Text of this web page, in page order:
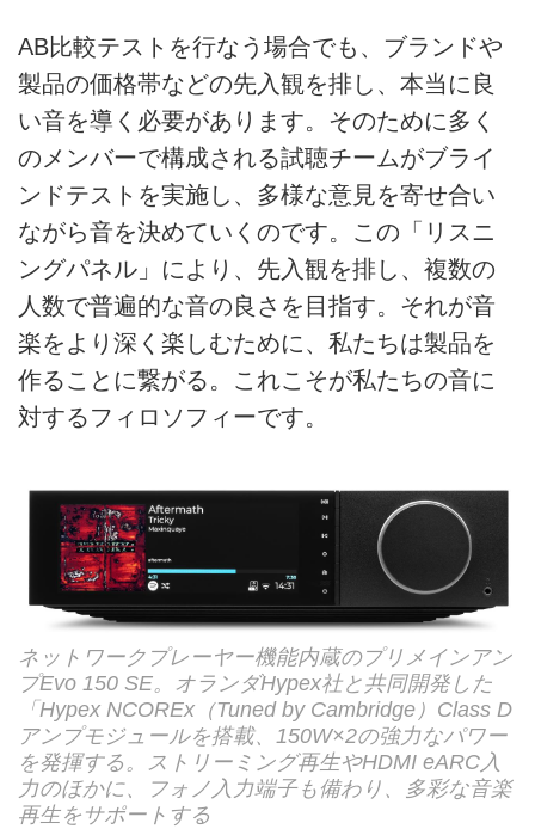
AB比較テストを行なう場合でも、ブランドや
製品の価格帯などの先入観を排し、本当に良
い音を導く必要があります。そのために多く
のメンバーで構成される試聴チームがブライ
ンドテストを実施し、多様な意見を寄せ合い
ながら音を決めていくのです。この「リスニ
ングパネル」により、先入観を排し、複数の
人数で普遍的な音の良さを目指す。それが音
楽をより深く楽しむために、私たちは製品を
作ることに繋がる。これこそが私たちの音に
対するフィロソフィーです。
ネットワークプレーヤー機能内蔵のプリメインアン
プEvo 150 SE。オランダHypex社と共同開発した
「Hypex NCOREx（Tuned by Cambridge）Class D
アンプモジュールを搭載、150W×2の強力なパワー
を発揮する。ストリーミング再生やHDMI eARC入
力のほかに、フォノ入力端子も備わり、多彩な音楽
再生をサポートする